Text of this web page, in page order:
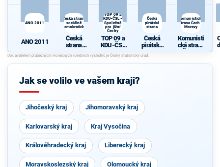
ANO 2011
ANO 2011
Česká strana
sociálně
demokratická
Česká
strana
sociálně
demokrati
cká
TOP 09 a
KDU-ČSL -
Společně
pro jižní
Čechy
TOP 09 a
KDU-ČSL
- Společně
pro jižní
Čechy
Česká
pirátská
strana
Česká
pirátská
strana
Komunistická
strana Čech a
Moravy
Komunisti
cká strana
Čech a
Jak se volilo ve vašem kraji?
Jihočeský kraj Jihomoravský kraj
Karlovarský kraj Kraj Vysočina
Královéhradecký kraj Liberecký kraj
Moravskoslezský kraj Olomoucký kraj